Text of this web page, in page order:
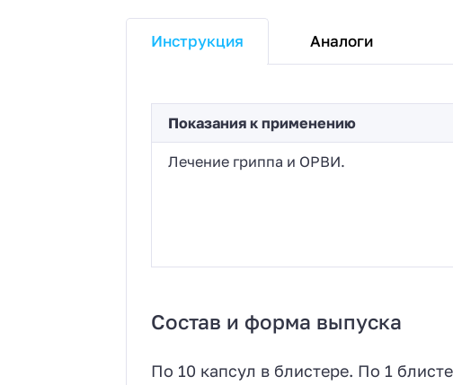
Инструкция Аналоги
Показания к применению
Лечение гриппа и ОРВИ.
Состав и форма выпуска
По 10 капсул в блистере. По 1